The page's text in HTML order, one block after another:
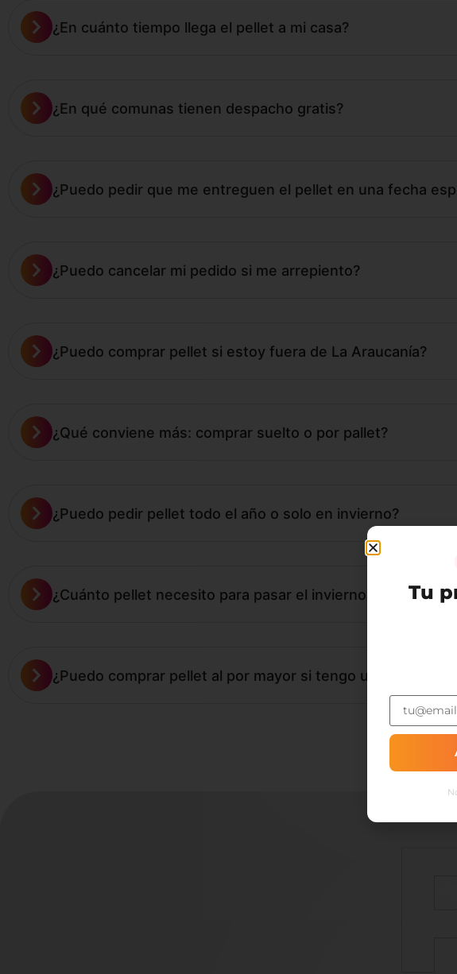
¿En cuánto tiempo llega el pellet a mi casa?
¿En qué comunas tienen despacho gratis?
¿Puedo pedir que me entreguen el pellet en una fecha
¿Puedo cancelar mi pedido si me arrepiento?
¿Puedo comprar pellet si estoy fuera de La Araucanía?
¿Qué conviene más: comprar suelto o por pallet?
¿Puedo pedir pellet todo el año o solo en invierno?
¿Cuánto pellet necesito para pasar el invierno?
¿Puedo comprar pellet al por mayor si tengo un negocio?
Tu